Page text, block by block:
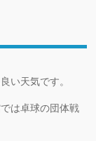
い天気です。
は卓球の団体戦